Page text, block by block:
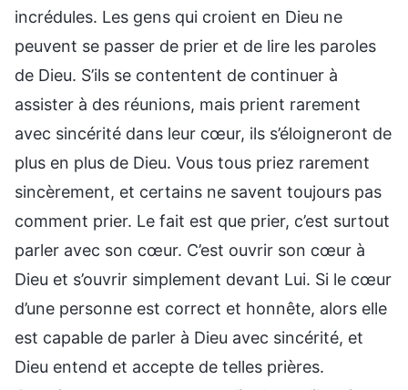
incrédules. Les gens qui croient en Dieu ne
peuvent se passer de prier et de lire les paroles
de Dieu. S’ils se contentent de continuer à
assister à des réunions, mais prient rarement
avec sincérité dans leur cœur, ils s’éloigneront de
plus en plus de Dieu. Vous tous priez rarement
sincèrement, et certains ne savent toujours pas
comment prier. Le fait est que prier, c’est surtout
parler avec son cœur. C’est ouvrir son cœur à
Dieu et s’ouvrir simplement devant Lui. Si le cœur
d’une personne est correct et honnête, alors elle
est capable de parler à Dieu avec sincérité, et
Dieu entend et accepte de telles prières.